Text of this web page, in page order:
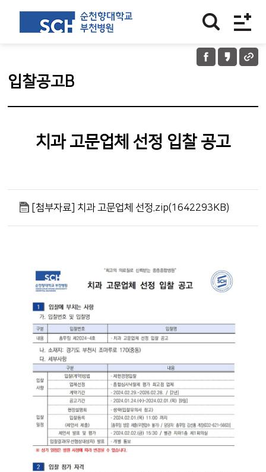
입찰공고B
치과 고문업체 선정 입찰 공고
[첨부자료] 치과 고문업체 선정.zip(1642293KB)